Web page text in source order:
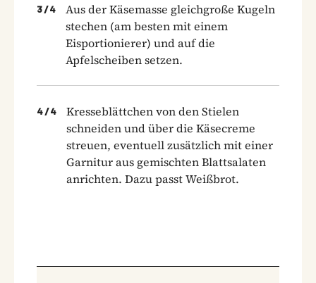
3 /4
Aus der Käsemasse gleichgroße Kugeln
stechen (am besten mit einem
Eisportionierer) und auf die
Apfelscheiben setzen.
4 /4
Kresseblättchen von den Stielen
schneiden und über die Käsecreme
streuen, eventuell zusätzlich mit einer
Garnitur aus gemischten Blattsalaten
anrichten. Dazu passt Weißbrot.